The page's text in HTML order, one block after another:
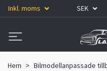
Inkl. moms SEK
Hem
Bilmodellanpassade